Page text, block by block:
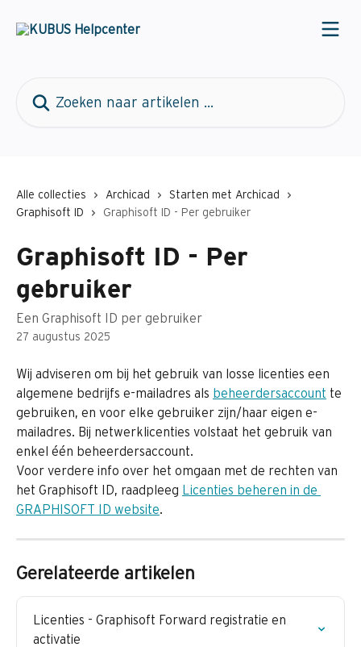
Alle collecties Archicad
Starten met Archicad
Graphisoft ID
Graphisoft ID - Per gebruiker
Graphisoft ID - Per
gebruiker
Een Graphisoft ID per gebruiker
27 augustus 2025
Wij adviseren om bij het gebruik van losse licenties een
algemene bedrijfs e-mailadres als beheerdersaccount te
gebruiken, en voor elke gebruiker zijn/haar eigen e-
mailadres. Bij netwerklicenties volstaat het gebruik van
enkel één beheerdersaccount.
Voor verdere info over het omgaan met de rechten van
het Graphisoft ID, raadpleeg Licenties beheren in de
GRAPHISOFT ID website.
Gerelateerde artikelen
Licenties - Graphisoft Forward registratie en
activatie